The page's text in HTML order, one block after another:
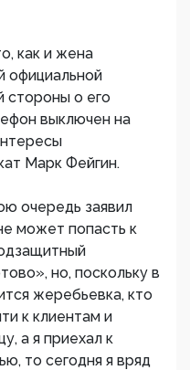
как и жена
официальной
стороны о его
выключен на
Марк Фейгин.
очередь заявил
может попасть к
но, поскольку в
жеребьевка, кто
к клиентам и
а я приехал к
то сегодня я вряд